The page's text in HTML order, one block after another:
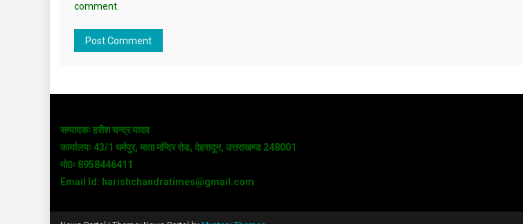
comment.
सम्पादकः हरीश चन्द्र यादव
कार्यालयः 43/1 धर्मपुर, माता मन्दिर रोड, देहरादून, उत्तराखण्ड 248001
मो0ः 8958446411
Email Id: harishchandratimes@gmail.com